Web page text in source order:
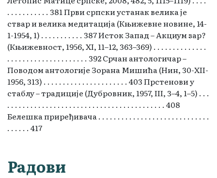
. . . . . . . . . . . 381 Први српски устанак велика је
ствар и велика медитација (Књижевне новине, 14-
1-1954, 1) . . . . . . . . . . . 387 Исток Запад – Акциум зар?
(Књижевност, 1956, XI, 11–12, 363–369) . . . . . . . . . . . . . .
. . . . . . . . . . . . . . . . . . . . . 392 Срчан антологичар –
Поводом антологије Зорана Мишића (Нин, 30-ХII-
1956, 313) . . . . . . . . . . . . . . . . . . . . . . 403 Прстенови у
стаблу – традиције (Дубровник, 1957, III, 3–4, 1–5) . . .
. . . . . . . . . . . . . . . . . . . . . . . . . . . . . . . . . . . . . . . . . 408
Белешка приређивача . . . . . . . . . . . . . . . . . . . . . . . . . . . . .
. . . . . . 417
Радови